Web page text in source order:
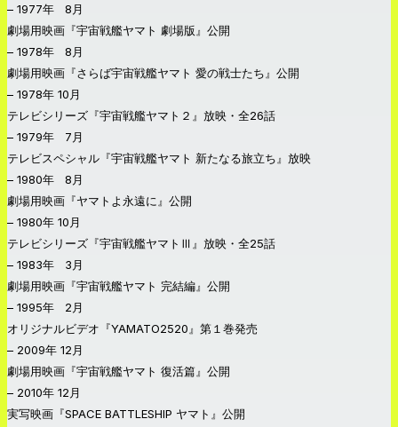
– 1977年 8月
劇場用映画『宇宙戦艦ヤマト 劇場版』公開
– 1978年 8月
劇場用映画『さらば宇宙戦艦ヤマト 愛の戦士たち』公開
– 1978年 10月
テレビシリーズ『宇宙戦艦ヤマト２』放映・全26話
– 1979年 7月
テレビスペシャル『宇宙戦艦ヤマト 新たなる旅立ち』放映
– 1980年 8月
劇場用映画『ヤマトよ永遠に』公開
– 1980年 10月
テレビシリーズ『宇宙戦艦ヤマトⅢ』放映・全25話
– 1983年 3月
劇場用映画『宇宙戦艦ヤマト 完結編』公開
– 1995年 2月
オリジナルビデオ『YAMATO2520』第１巻発売
– 2009年 12月
劇場用映画『宇宙戦艦ヤマト 復活篇』公開
– 2010年 12月
実写映画『SPACE BATTLESHIP ヤマト』公開